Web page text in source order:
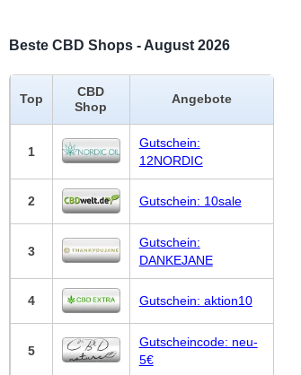
Beste CBD Shops - August 2026
Top
CBD
Shop
Angebote
1
Gutschein:
12NORDIC
2 Gutschein: 10sale
3
Gutschein:
DANKEJANE
4 Gutschein: aktion10
5
Gutscheincode: neu-
5€